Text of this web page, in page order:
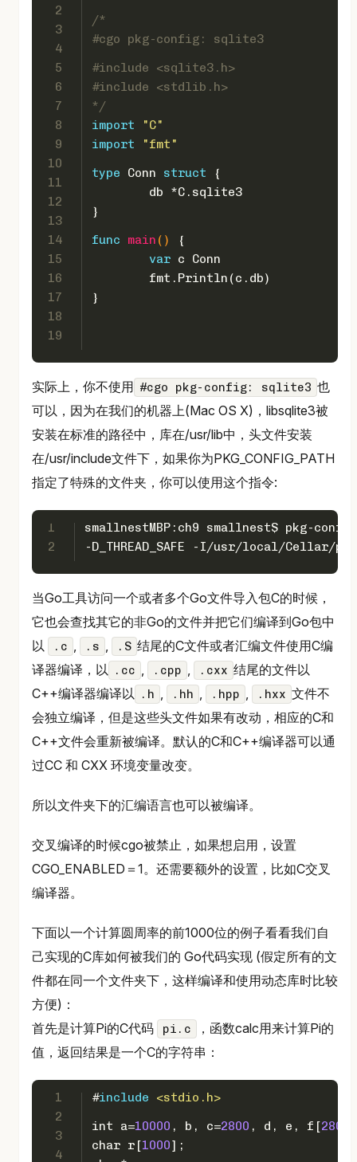
2
3
4
5
6
7
8
9
10
11
12
13
14
15
16
17
18
19
/*
#cgo pkg-config: sqlite3
#include <sqlite3.h>
#include <stdlib.h>
*/
import
"C"
import
"fmt"
type Conn struct {
	db *C.sqlite3
}
func
main ()
{
var c Conn
	fmt.Println(c.db)
}
实际上，你不使用 #cgo pkg-config: sqlite3 也
可以，因为在我们的机器上(Mac OS X)，libsqlite3被
安装在标准的路径中，库在/usr/lib中，头文件安装
在/usr/include文件下，如果你为PKG_CONFIG_PATH
指定了特殊的文件夹，你可以使用这个指令:
1
2
smallnestMBP:ch9 smallnest$ pkg-
-D_THREAD_SAFE -I/usr/local/
当Go工具访问一个或者多个Go文件导入包C的时候，
它也会查找其它的非Go的文件并把它们编译到Go包中
以
.c , .s , .S 结尾的C文件或者汇编文件使用C编
译器编译，以
.cc , .cpp , .cxx 结尾的文件以
C++编译器编译以
.h , .hh , .hpp , .hxx 文件不
会独立编译，但是这些头文件如果有改动，相应的C和
C++文件会重新被编译。默认的C和C++编译器可以通
过CC 和 CXX 环境变量改变。
所以文件夹下的汇编语言也可以被编译。
交叉编译的时候cgo被禁止，如果想启用，设置
CGO_ENABLED＝1。还需要额外的设置，比如C交叉
编译器。
下面以一个计算圆周率的前1000位的例子看看我们自
己实现的C库如何被我们的 Go代码实现 (假定所有的文
件都在同一个文件夹下，这样编译和使用动态库时比较
方便)：
首先是计算Pi的C代码
pi.c
，函数calc用来计算Pi的
值，返回结果是一个C的字符串：
1
2
3
4
#include
<stdio.h>
int a=10000 , b, c=2800 , d, e, f[2801
char r[1000];